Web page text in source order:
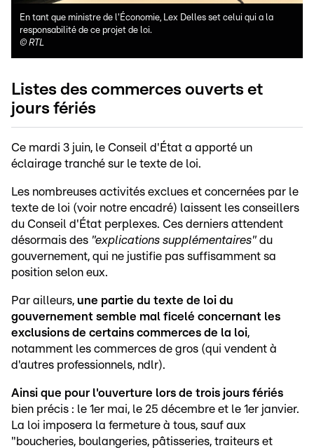
En tant que ministre de l'Économie, Lex Delles set celui qui a la
responsabilité de ce projet de loi.
© RTL
Listes des commerces ouverts et
jours fériés
Ce mardi 3 juin, le Conseil d'État a apporté un
éclairage tranché sur le texte de loi.
Les nombreuses activités exclues et concernées par le
texte de loi (voir notre encadré) laissent les conseillers
du Conseil d'État perplexes. Ces derniers attendent
désormais des "explications supplémentaires" du
gouvernement, qui ne justifie pas suffisamment sa
position selon eux.
Par ailleurs, une partie du texte de loi du
gouvernement semble mal ficelé concernant les
exclusions de certains commerces de la loi,
notamment les commerces de gros (qui vendent à
d'autres professionnels, ndlr).
Ainsi que pour l'ouverture lors de trois jours fériés
bien précis : le 1er mai, le 25 décembre et le 1er janvier.
La loi imposera la fermeture à tous, sauf aux
"boucheries, boulangeries, pâtisseries, traiteurs et